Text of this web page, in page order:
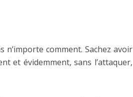
comment. Sachez avoir
et évidemment, sans l’attaquer,